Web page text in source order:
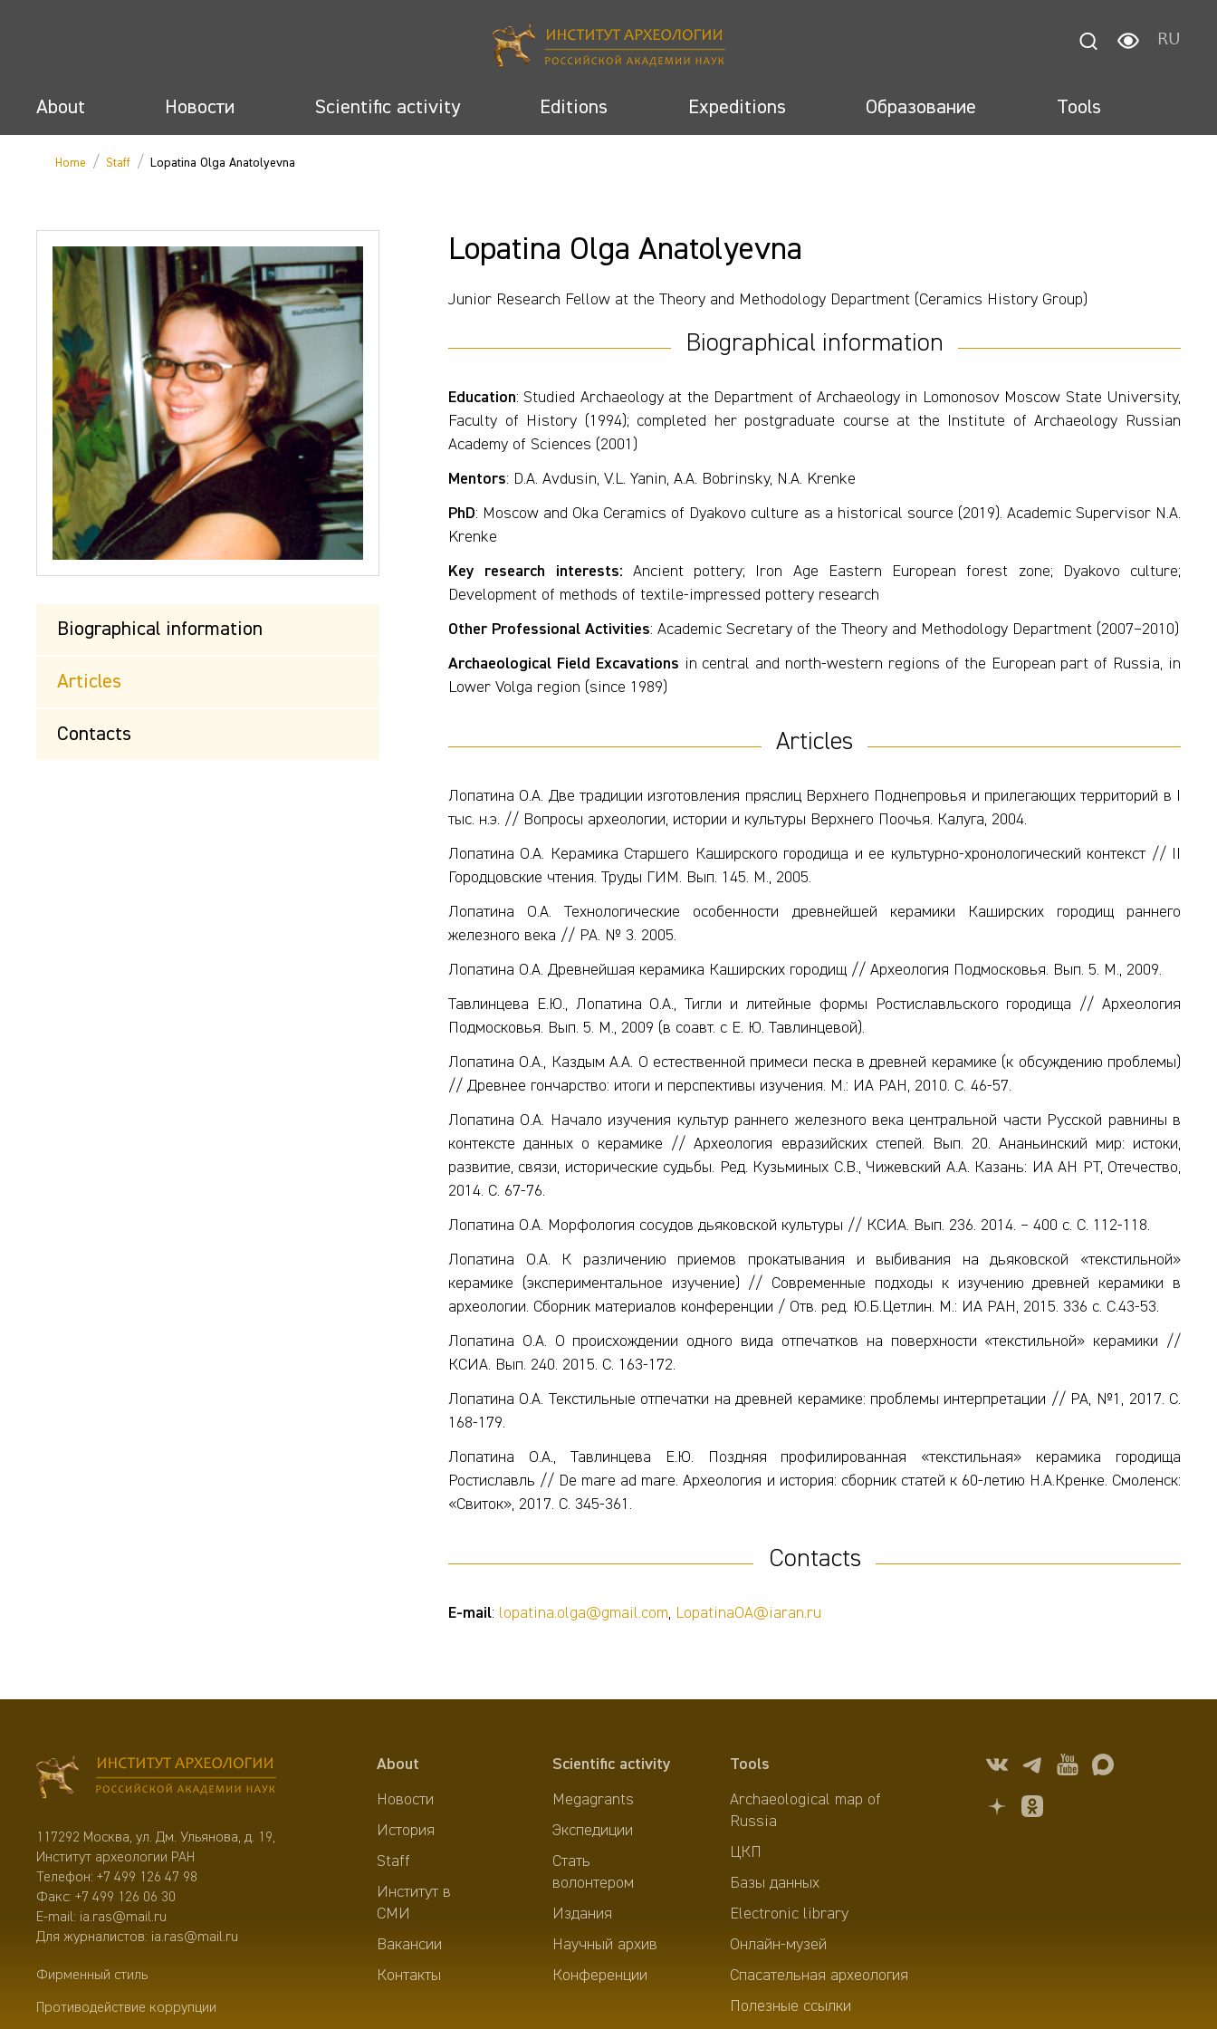
RU
About Новости Scientific activity Editions Expeditions Образование Tools
Home / Staff / Lopatina Olga Anatolyevna
Biographical information
Articles
Contacts
Lopatina Olga Anatolyevna
Junior Research Fellow at the Theory and Methodology Department (Ceramics History Group)
Biographical information
Education: Studied Archaeology at the Department of Archaeology in Lomonosov Moscow State University,
Faculty of History (1994); completed her postgraduate course at the Institute of Archaeology Russian
Academy of Sciences (2001)
Mentors: D.A. Avdusin, V.L. Yanin, A.A. Bobrinsky, N.A. Krenke
PhD: Moscow and Oka Ceramics of Dyakovo culture as a historical source (2019). Academic Supervisor N.A.
Krenke
Key research interests: Ancient pottery; Iron Age Eastern European forest zone; Dyakovo culture;
Development of methods of textile-impressed pottery research
Other Professional Activities: Academic Secretary of the Theory and Methodology Department (2007–2010)
Archaeological Field Excavations in central and north-western regions of the European part of Russia, in
Lower Volga region (since 1989)
Articles
Лопатина О.А. Две традиции изготовления пряслиц Верхнего Поднепровья и прилегающих территорий в I
тыс. н.э. // Вопросы археологии, истории и культуры Верхнего Поочья. Калуга, 2004.
Лопатина О.А. Керамика Старшего Каширского городища и ее культурно-хронологический контекст // II
Городцовские чтения. Труды ГИМ. Вып. 145. М., 2005.
Лопатина О.А. Технологические особенности древнейшей керамики Каширских городищ раннего
железного века // РА. № 3. 2005.
Лопатина О.А. Древнейшая керамика Каширских городищ // Археология Подмосковья. Вып. 5. М., 2009.
Тавлинцева Е.Ю., Лопатина О.А., Тигли и литейные формы Ростиславльского городища // Археология
Подмосковья. Вып. 5. М., 2009 (в соавт. с Е. Ю. Тавлинцевой).
Лопатина О.А., Каздым А.А. О естественной примеси песка в древней керамике (к обсуждению проблемы)
// Древнее гончарство: итоги и перспективы изучения. М.: ИА РАН, 2010. С. 46-57.
Лопатина О.А. Начало изучения культур раннего железного века центральной части Русской равнины в
контексте данных о керамике // Археология евразийских степей. Вып. 20. Ананьинский мир: истоки,
развитие, связи, исторические судьбы. Ред. Кузьминых С.В., Чижевский А.А. Казань: ИА АН РТ, Отечество,
2014. С. 67-76.
Лопатина О.А. Морфология сосудов дьяковской культуры // КСИА. Вып. 236. 2014. – 400 с. С. 112-118.
Лопатина О.А. К различению приемов прокатывания и выбивания на дьяковской «текстильной»
керамике (экспериментальное изучение) // Современные подходы к изучению древней керамики в
археологии. Сборник материалов конференции / Отв. ред. Ю.Б.Цетлин. М.: ИА РАН, 2015. 336 с. С.43-53.
Лопатина О.А. О происхождении одного вида отпечатков на поверхности «текстильной» керамики //
КСИА. Вып. 240. 2015. С. 163-172.
Лопатина О.А. Текстильные отпечатки на древней керамике: проблемы интерпретации // РА, №1, 2017. С.
168-179.
Лопатина О.А., Тавлинцева Е.Ю. Поздняя профилированная «текстильная» керамика городища
Ростиславль // De mare ad mare. Археология и история: сборник статей к 60-летию Н.А.Кренке. Смоленск:
«Свиток», 2017. С. 345-361.
Contacts
E-mail: lopatina.olga@gmail.com, LopatinaOA@iaran.ru
117292 Москва, ул. Дм. Ульянова, д. 19,
Институт археологии РАН
Телефон: +7 499 126 47 98
Факс: +7 499 126 06 30
E-mail: ia.ras@mail.ru
Для журналистов: ia.ras@mail.ru
Фирменный стиль
Противодействие коррупции
About
Новости
История
Staff
Институт в
СМИ
Вакансии
Контакты
Scientific activity
Megagrants
Экспедиции
Стать
волонтером
Издания
Научный архив
Конференции
Tools
Archaeological map of
Russia
ЦКП
Базы данных
Electronic library
Онлайн-музей
Спасательная археология
Полезные ссылки